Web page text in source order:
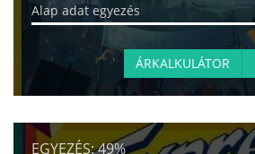
Alap adat egyezés
ÁRKALKULÁTOR
EGYEZÉS:49%